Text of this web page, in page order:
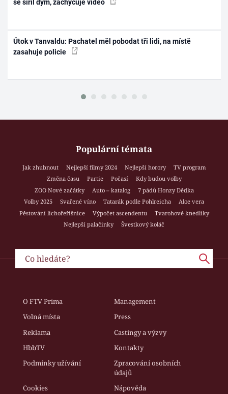
se šířil dým, zachycuje video
Útok v Tanvaldu: Pachatel měl pobodat tři lidi, na místě
zasahuje policie
Populární témata
Jak zhubnout Nejlepší filmy 2024 Nejlepší horory
TV program
Změna času
Partie Počasí
Kdy budou volby
ZOO Nové začátky
Auto – katalog
7 pádů Honzy Dědka
Volby 2025
Svařené víno Tatarák podle Pohlreicha
Aloe vera
Pěstování lichořeřišnice
Výpočet ascendentu
Tvarohové knedlíky
Nejlepší palačinky
Švestkový koláč
O FTV Prima
Management
Volná místa
Press
Reklama
Castingy a výzvy
HbbTV
Kontakty
Podmínky užívání
Zpracování osobních
údajů
Cookies
Nápověda